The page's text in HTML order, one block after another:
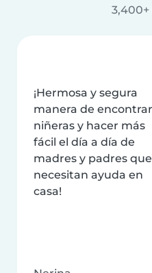
3,400+
¡Hermosa y segura
manera de encontrar
niñeras y hacer más
fácil el día a día de
madres y padres que
necesitan ayuda en
casa!